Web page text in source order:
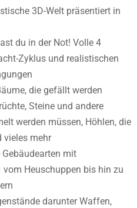
3D-Welt präsentiert in
du in der Not! Volle 4
Zyklus und realistischen
die gefällt werden
Steine und andere
werden müssen, Höhlen, die
vieles mehr
mit
vom Heuschuppen bis hin zu
darunter Waffen,